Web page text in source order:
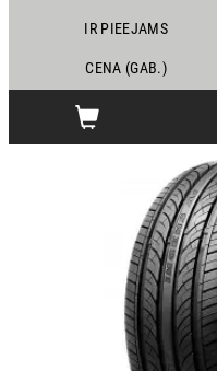
IR PIEEJAMS
CENA (GAB.)